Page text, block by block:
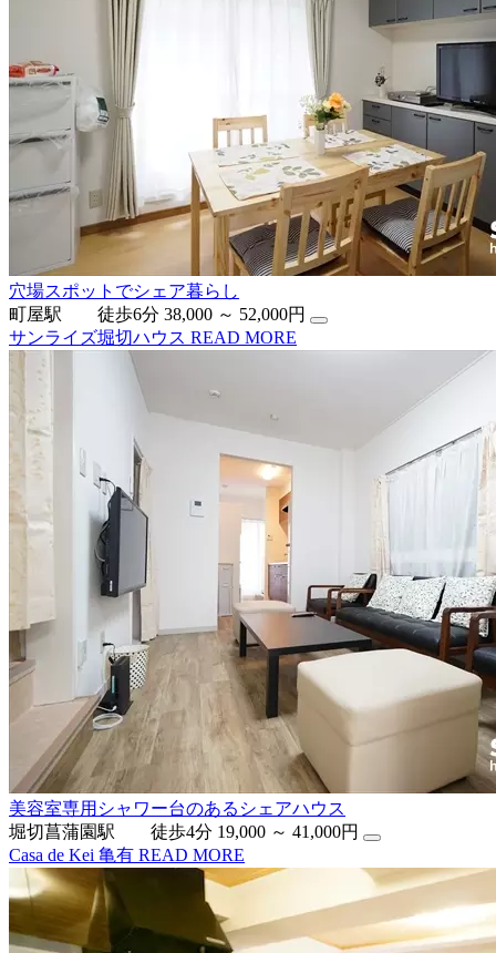
穴場スポットでシェア暮らし
町屋駅 徒歩6分 38,000 ～ 52,000円
サンライズ堀切ハウス READ MORE
美容室専用シャワー台のあるシェアハウス
堀切菖蒲園駅 徒歩4分 19,000 ～ 41,000円
Casa de Kei 亀有 READ MORE